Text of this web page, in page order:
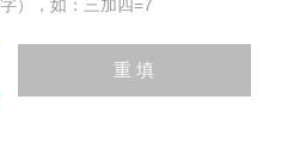
），如：三加四=7